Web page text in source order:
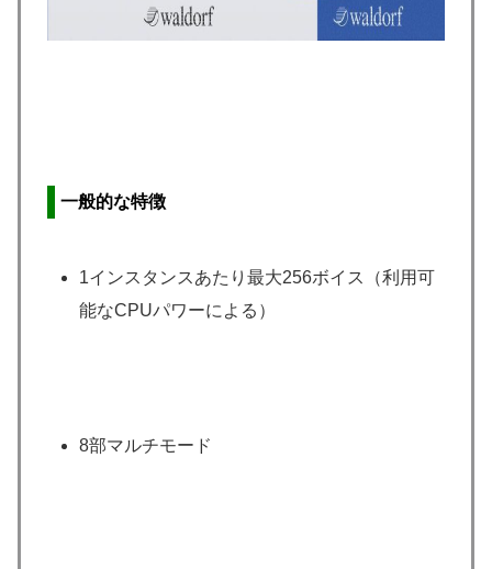
一般的な特徴
1インスタンスあたり最大256ボイス（利用可
能なCPUパワーによる）
8部マルチモード